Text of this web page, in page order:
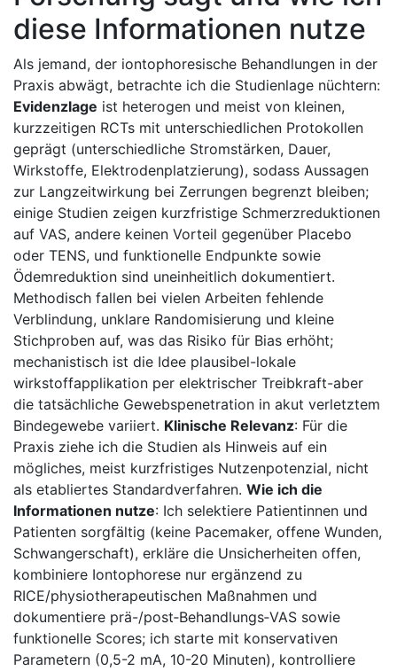
diese Informationen nutze
Als jemand, der iontophoresische​ Behandlungen in der
Praxis abwägt,⁤ betrachte ich die Studienlage nüchtern:
Evidenzlage ⁢ist heterogen ‍und meist von kleinen,⁢
kurzzeitigen RCTs mit​ unterschiedlichen Protokollen
geprägt ‍(unterschiedliche Stromstärken, Dauer,​
Wirkstoffe, Elektrodenplatzierung),​ sodass⁤ Aussagen
zur Langzeitwirkung ‍bei Zerrungen begrenzt ⁤bleiben;
einige ⁣Studien zeigen kurzfristige⁤ Schmerzreduktionen
auf⁣ VAS, andere keinen Vorteil ⁣gegenüber Placebo
oder TENS, und funktionelle Endpunkte sowie
Ödemreduktion‍ sind uneinheitlich⁣ dokumentiert.
Methodisch fallen bei⁤ vielen Arbeiten⁢ fehlende
Verblindung, unklare Randomisierung‍ und kleine⁤
Stichproben auf, was das Risiko für Bias erhöht;
mechanistisch ist⁣ die Idee plausibel-lokale
wirkstoffapplikation per elektrischer Treibkraft-aber
die tatsächliche Gewebspenetration in akut verletztem
Bindegewebe variiert. Klinische Relevanz: Für die
Praxis⁢ ziehe ich die Studien ⁤als Hinweis ‌auf ein
mögliches, meist kurzfristiges Nutzenpotenzial,​ nicht
als etabliertes ‌Standardverfahren.⁢ Wie ich ⁤die
Informationen nutze: Ich selektiere⁢ Patientinnen und
Patienten sorgfältig (keine Pacemaker, ‍offene Wunden,
Schwangerschaft), ​erkläre ​die ⁢Unsicherheiten offen,
kombiniere Iontophorese nur ‌ergänzend zu
RICE/physiotherapeutischen Maßnahmen und⁤
dokumentiere prä-/post‑Behandlungs‑VAS sowie
funktionelle⁢ Scores; ich⁤ starte mit konservativen
Parametern (0,5-2 mA, 10-20 Minuten), kontrolliere